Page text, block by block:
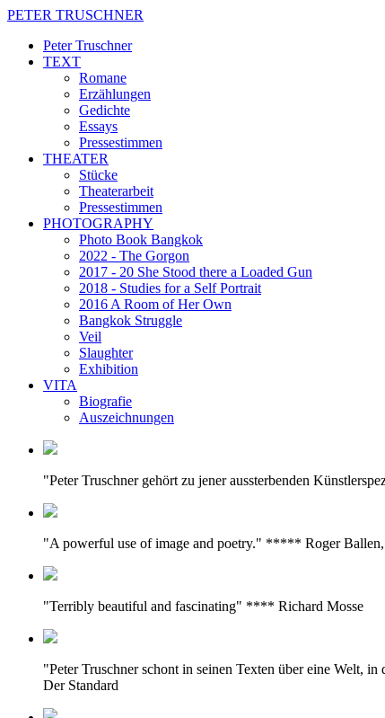
PETER TRUSCHNER
Peter Truschner
TEXT
Romane
Erzählungen
Gedichte
Essays
Pressestimmen
THEATER
Stücke
Theaterarbeit
Pressestimmen
PHOTOGRAPHY
Photo Book Bangkok
2022 - The Gorgon
2017 - 20 She Stood there a Loaded Gun
2018 - Studies for a Self Portrait
2016 A Room of Her Own
Bangkok Struggle
Veil
Slaughter
Exhibition
VITA
Biografie
Auszeichnungen
"Peter Truschner gehört zu jener aussterbenden
"A powerful use of image and poetry." ***** Roger Ballen,
"Terribly beautiful and fascinating" **** Richard Mosse
"Peter Truschner schont in seinen Texten über eine Welt,
Der Standard